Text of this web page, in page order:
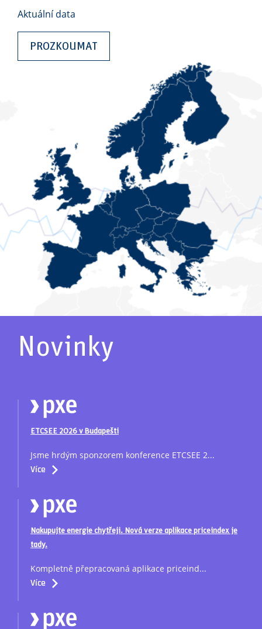
Novinky
ETCSEE 2026 v Budapešti
Jsme hrdým sponzorem konference ETCSEE 2...
Více
Nakupujte energie chytřeji. Nová verze aplikace priceindex je
tady.
Kompletně přepracovaná aplikace priceind...
Více
Aktuální data
PROZKOUMAT